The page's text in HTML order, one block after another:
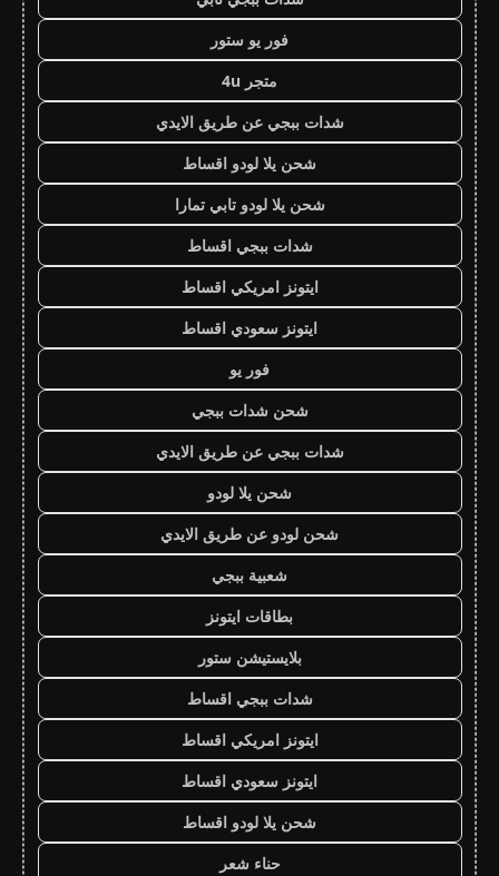
فور يو ستور
متجر 4u
شدات ببجي عن طريق الايدي
شحن يلا لودو اقساط
شحن يلا لودو تابي تمارا
شدات ببجي اقساط
ايتونز امريكي اقساط
ايتونز سعودي اقساط
فور يو
شحن شدات ببجي
شدات ببجي عن طريق الايدي
شحن يلا لودو
شحن لودو عن طريق الايدي
شعبية ببجي
بطاقات ايتونز
بلايستيشن ستور
شدات ببجي اقساط
ايتونز امريكي اقساط
ايتونز سعودي اقساط
شحن يلا لودو اقساط
حناء شعر